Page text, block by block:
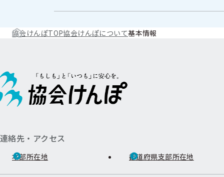
協会けんぽTOP協会けんぽについて基本情報
連絡先・アクセス
本部所在地 都道府県支部所在地